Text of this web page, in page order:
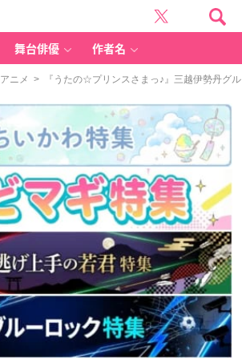
舞台俳優 作者名
アニメ > 『うたの☆プリンスさまっ♪』三越伊勢丹グ